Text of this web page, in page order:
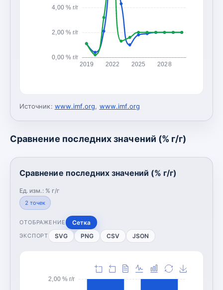
0,00 % г/г
2,00 % г/г
4,00 % г/г
2019 2022 2025 2028
Источник: www.imf.org, www.imf.org
Сравнение последних значений (% г/г)
Сравнение последних значений (% г/г)
Ед. изм.: % г/г
2 точек
ОТОБРАЖЕНИЕ Сетка
ЭКСПОРТ SVG PNG CSV JSON
2,00 % г/г